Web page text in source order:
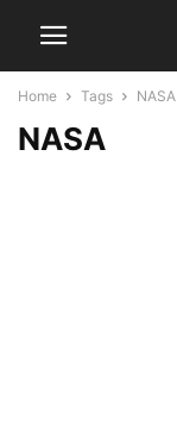
Home Tags NASA
NASA